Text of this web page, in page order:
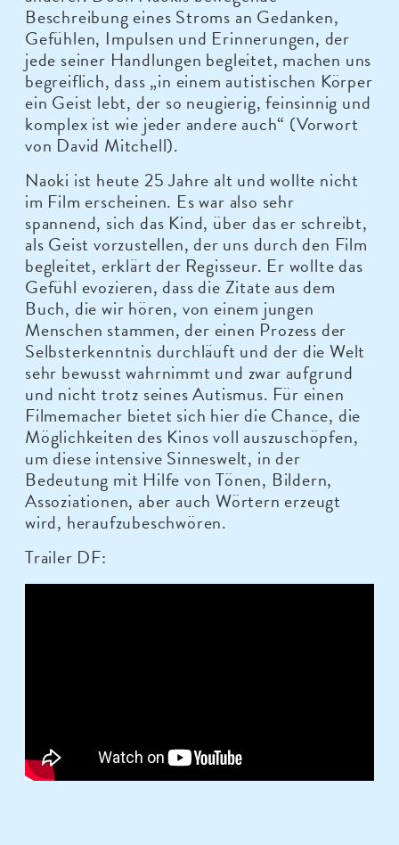
Beschreibung eines Stroms an Gedanken,
Gefühlen, Impulsen und Erinnerungen, der
jede seiner Handlungen begleitet, machen uns
begreiflich, dass „in einem autistischen Körper
ein Geist lebt, der so neugierig, feinsinnig und
komplex ist wie jeder andere auch“ (Vorwort
von David Mitchell).
Naoki ist heute 25 Jahre alt und wollte nicht
im Film erscheinen. Es war also sehr
spannend, sich das Kind, über das er schreibt,
als Geist vorzustellen, der uns durch den Film
begleitet, erklärt der Regisseur. Er wollte das
Gefühl evozieren, dass die Zitate aus dem
Buch, die wir hören, von einem jungen
Menschen stammen, der einen Prozess der
Selbsterkenntnis durchläuft und der die Welt
sehr bewusst wahrnimmt und zwar aufgrund
und nicht trotz seines Autismus. Für einen
Filmemacher bietet sich hier die Chance, die
Möglichkeiten des Kinos voll auszuschöpfen,
um diese intensive Sinneswelt, in der
Bedeutung mit Hilfe von Tönen, Bildern,
Assoziationen, aber auch Wörtern erzeugt
wird, heraufzubeschwören.
Trailer DF: